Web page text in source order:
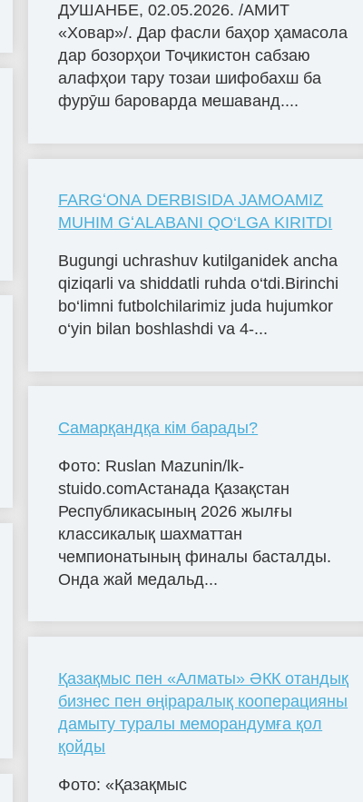
ДУШАНБЕ, 02.05.2026. /АМИТ
«Ховар»/. Дар фасли баҳор ҳамасола
дар бозорҳои Тоҷикистон сабзаю
алафҳои тару тозаи шифобахш ба
фурӯш бароварда мешаванд....
FARGʻONA DERBISIDA JAMOAMIZ
MUHIM GʻALABANI QO‘LGA KIRITDI
Bugungi uchrashuv kutilganidek ancha
qiziqarli va shiddatli ruhda o‘tdi.Birinchi
bo‘limni futbolchilarimiz juda hujumkor
o‘yin bilan boshlashdi va 4-...
Самарқандқа кім барады?
Фото: Ruslan Mazunin/lk-
stuido.comАстанада Қазақстан
Республикасының 2026 жылғы
классикалық шахматтан
чемпионатының финалы басталды.
Онда жай медальд...
Қазақмыс пен «Алматы» ӘКК отандық
бизнес пен өңіраралық кооперацияны
дамыту туралы меморандумға қол
қойды
Фото: «Қазақмыс